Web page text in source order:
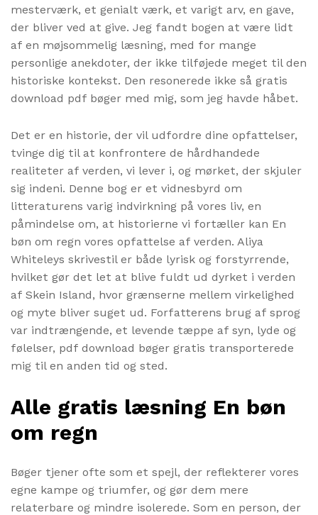
mesterværk, et genialt værk, et varigt arv, en gave,
der bliver ved at give. Jeg fandt bogen at være lidt
af en møjsommelig læsning, med for mange
personlige anekdoter, der ikke tilføjede meget til den
historiske kontekst. Den resonerede ikke så gratis
download pdf bøger med mig, som jeg havde håbet.
Det er en historie, der vil udfordre dine opfattelser,
tvinge dig til at konfrontere de hårdhandede
realiteter af verden, vi lever i, og mørket, der skjuler
sig indeni. Denne bog er et vidnesbyrd om
litteraturens varig indvirkning på vores liv, en
påmindelse om, at historierne vi fortæller kan En
bøn om regn vores opfattelse af verden. Aliya
Whiteleys skrivestil er både lyrisk og forstyrrende,
hvilket gør det let at blive fuldt ud dyrket i verden
af Skein Island, hvor grænserne mellem virkelighed
og myte bliver suget ud. Forfatterens brug af sprog
var indtrængende, et levende tæppe af syn, lyde og
følelser, pdf download bøger gratis transporterede
mig til en anden tid og sted.
Alle gratis læsning En bøn
om regn
Bøger tjener ofte som et spejl, der reflekterer vores
egne kampe og triumfer, og gør dem mere
relaterbare og mindre isolerede. Som en person, der